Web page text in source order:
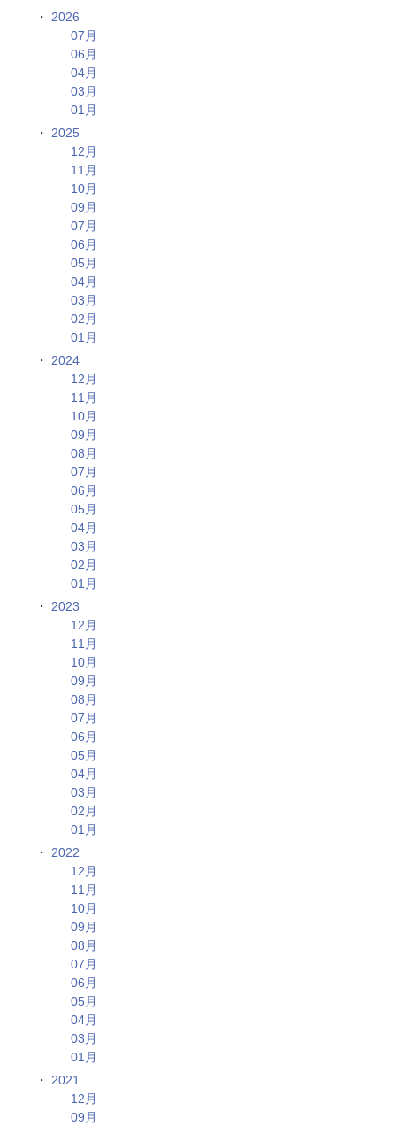
2026
07月
06月
04月
03月
01月
2025
12月
11月
10月
09月
07月
06月
05月
04月
03月
02月
01月
2024
12月
11月
10月
09月
08月
07月
06月
05月
04月
03月
02月
01月
2023
12月
11月
10月
09月
08月
07月
06月
05月
04月
03月
02月
01月
2022
12月
11月
10月
09月
08月
07月
06月
05月
04月
03月
01月
2021
12月
09月